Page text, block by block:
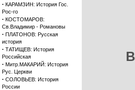
· КАРАМЗИН: История Гос.
Рос-го
· КОСТОМАРОВ:
Св.Владимир - Романовы
· ПЛАТОНОВ: Русская
история
· ТАТИЩЕВ: История
Российская
· Митр.МАКАРИЙ: История
Рус. Церкви
· СОЛОВЬЕВ: История
России